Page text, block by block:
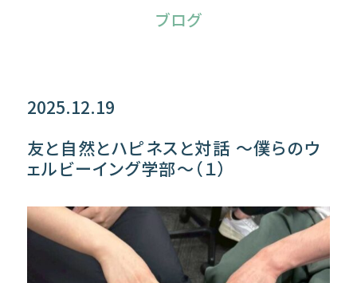
ブログ
2025.12.19
友と自然とハピネスと対話 〜僕らのウ
ェルビーイング学部〜（１）